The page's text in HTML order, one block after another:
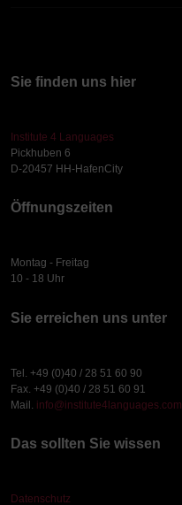
Sie finden uns hier
Institute 4 Languages
Pickhuben 6
D-20457 HH-HafenCity
Öffnungszeiten
Montag - Freitag
10 - 18 Uhr
Sie erreichen uns unter
Tel. +49 (0)40 / 28 51 60 90
Fax. +49 (0)40 / 28 51 60 91
Mail. info@institute4languages.com
Das sollten Sie wissen
Datenschutz